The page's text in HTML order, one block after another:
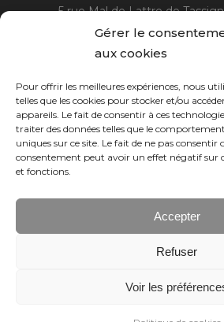
Gérer le
aux cookies
Pour offrir les meilleures expériences, nous
telles que les cookies pour stocker et/ou
appareils. Le fait de consentir à ces
traiter des données telles que le
uniques sur ce site. Le fait de ne pas consentir
consentement peut avoir un effet négatif sur
et fonctions.
Accepter
Refuser
Voir les
5 rue Mal de Lattre de
21220 Gevrey Chambertin
06 15 15 80 29
Horaires :sur rendez-vous.